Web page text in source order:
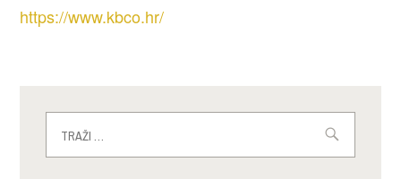
https://www.kbco.hr/